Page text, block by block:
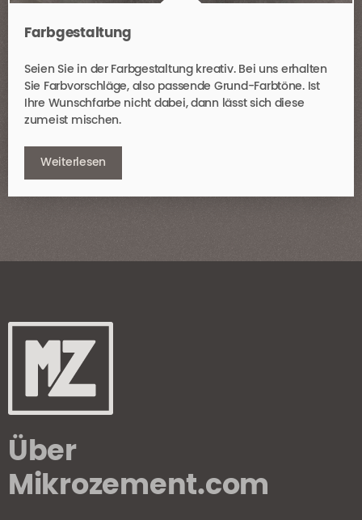
Farbgestaltung
Seien Sie in der Farbgestaltung kreativ. Bei uns erhalten
Sie Farbvorschläge, also passende Grund-Farbtöne. Ist
Ihre Wunschfarbe nicht dabei, dann lässt sich diese
zumeist mischen.
Weiterlesen
Über
Mikrozement.com